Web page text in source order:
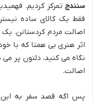
سنندج تمرکز کردیم.
فقط یک کالای ساده
اصالت مردم کردستانن. یک
اثر هنری بی همتا که با
نگاه می کنید، دلتون
اصالت.
پس اگه قصد سفر به این